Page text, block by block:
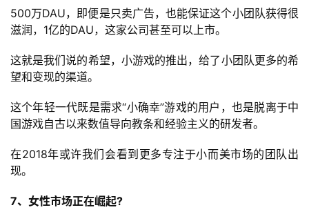
500万DAU，即便是只卖广告，也能保证这个小团队获得很
滋润，1亿的DAU，这家公司甚至可以上市。
这就是我们说的希望，小游戏的推出，给了小团队更多的希
望和变现的渠道。
这个年轻一代既是需求“小确幸”游戏的用户，也是脱离于中
国游戏自古以来数值导向教条和经验主义的研发者。
在2018年或许我们会看到更多专注于小而美市场的团队出
现。
7、女性市场正在崛起?